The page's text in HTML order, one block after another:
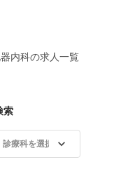
内科の求人一覧
索
診療科を選択